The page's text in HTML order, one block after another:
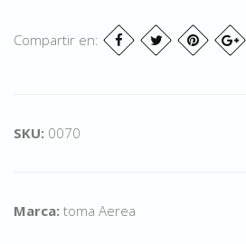
Compartir en:
SKU: 0070
Marca: toma Aerea